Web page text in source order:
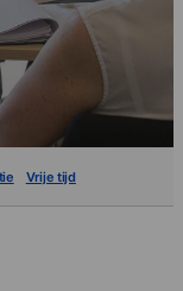
Vrije tijd